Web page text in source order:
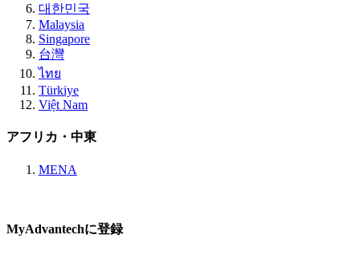
대한민국
Malaysia
Singapore
台灣
ไทย
Türkiye
Việt Nam
アフリカ・中東
MENA
MyAdvantechに登録